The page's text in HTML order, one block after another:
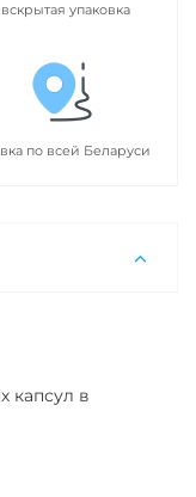
упаковка
по всей Беларуси
капсул в